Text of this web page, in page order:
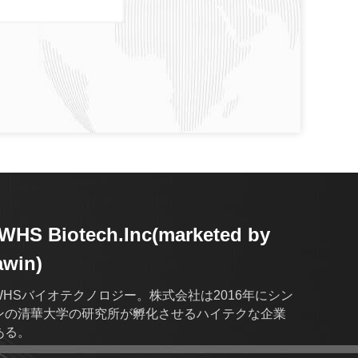
Biotech.Inc(marketed by
バイオテクノロジー。株式会社は2016年にシン
の清華大学の研究所が孵化させるハイテクな企業
。